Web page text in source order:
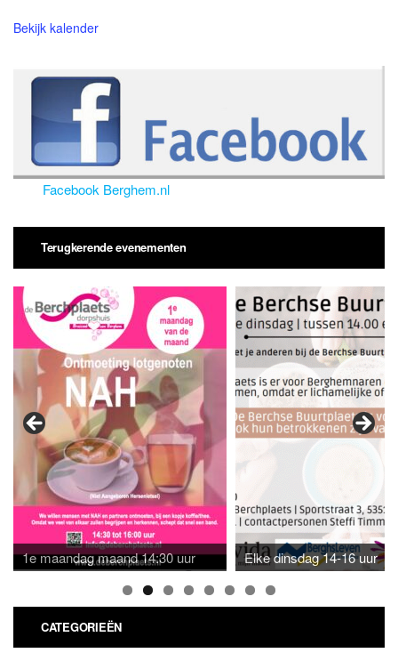
Bekijk kalender
Facebook Berghem.nl
Terugkerende evenementen
1e maandag maand 14:30 uur Elke dinsdag 14-16 uur
CATEGORIEËN